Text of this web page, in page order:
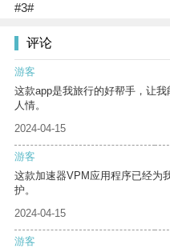
#3#
评论
游客
这款app是我旅行的好帮手，让
人情。
2024-04-15
游客
这款加速器VPM应用程序已经为
护。
2024-04-15
游客